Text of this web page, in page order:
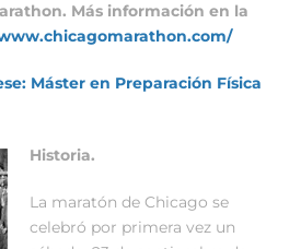
Más información en la
Máster en Preparación Física
Historia.
La maratón de Chicago se
celebró por primera vez un